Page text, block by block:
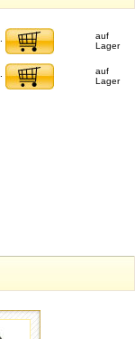
auf
Lager
auf
Lager